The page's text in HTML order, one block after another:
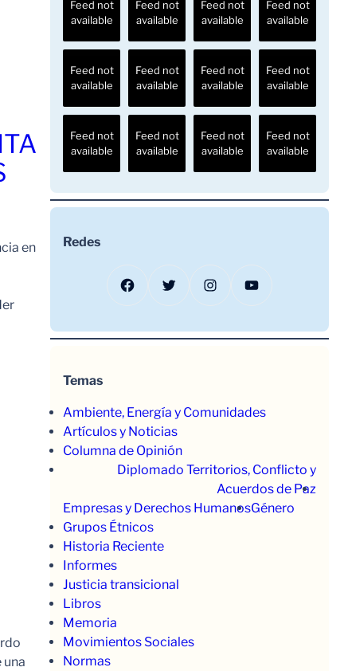
en
una
Feed not
available
Feed not
available
Feed not
available
Feed not
available
Feed not
available
Feed not
available
Feed not
available
Feed not
available
Feed not
available
Feed not
available
Feed not
available
Feed not
available
Redes
Facebook Twitter Instagram YouTube
Temas
Ambiente, Energía y Comunidades
Artículos y Noticias
Columna de Opinión
Diplomado Territorios, Conflicto y
Acuerdos de Paz
Empresas y Derechos HumanosGénero
Grupos Étnicos
Historia Reciente
Informes
Justicia transicional
Libros
Memoria
Movimientos Sociales
Normas